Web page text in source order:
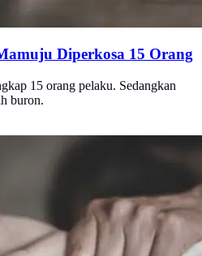
Diperkosa 15 Orang
15 orang pelaku. Sedangkan
buron.